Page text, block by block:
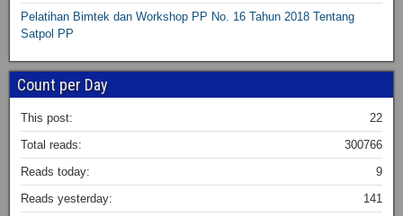
Pelatihan Bimtek dan Workshop PP No. 16 Tahun 2018 Tentang
Satpol PP
Count per Day
22
This post:
300766
Total reads:
9
Reads today:
141
Reads yesterday: